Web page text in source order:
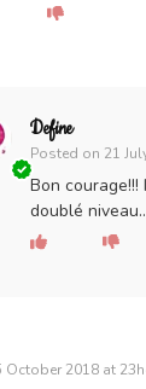
Define
Posted on 21
Bon
doublé
October 2018 at